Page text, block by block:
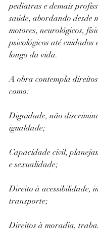
pediatras e demais
saúde, abordando desde
motores, neurológicos,
psicológicos até cuidados
longo da vida.
A obra contempla
como:
Dignidade, não
igualdade;
Capacidade civil,
e sexualidade;
Direito à acessibilidade,
transporte;
Direitos à moradia,